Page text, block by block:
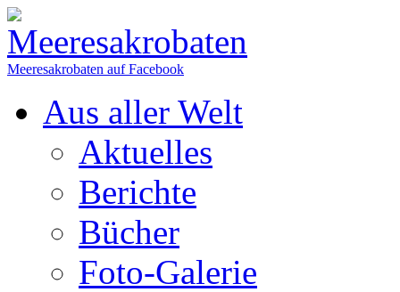
Meeresakrobaten auf Facebook
Aus aller Welt
Aktuelles
Berichte
Bücher
Foto-Galerie